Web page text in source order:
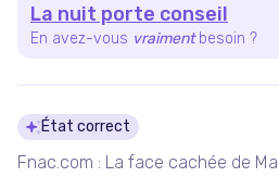
La nuit porte conseil
En avez-vous vraiment besoin ?
Détails du
État correct
Fnac.com : La face cachée de